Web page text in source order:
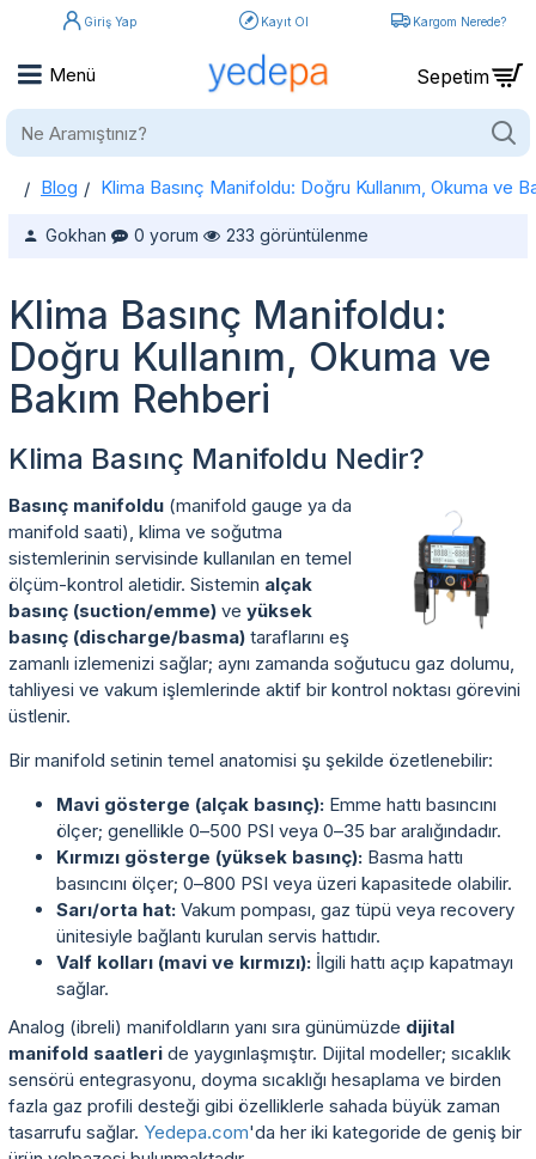
Giriş Yap Kayıt Ol Kargom Nerede?
Ne
home
Blog Klima Basınç Manifoldu: Doğru Kullanım, Okuma ve
Gokhan 0 yorum 233 görüntülenme
Klima Basınç Manifoldu:
Doğru Kullanım, Okuma ve
Bakım Rehberi
Klima Basınç Manifoldu Nedir?
Basınç manifoldu (manifold gauge ya da
manifold saati), klima ve soğutma
sistemlerinin servisinde kullanılan en temel
ölçüm-kontrol aletidir. Sistemin alçak
basınç (suction/emme) ve yüksek
basınç (discharge/basma) taraflarını eş
zamanlı izlemenizi sağlar; aynı zamanda soğutucu gaz dolumu,
tahliyesi ve vakum işlemlerinde aktif bir kontrol noktası görevini
üstlenir.
Bir manifold setinin temel anatomisi şu şekilde özetlenebilir:
Mavi gösterge (alçak basınç): Emme hattı basıncını
ölçer; genellikle 0–500 PSI veya 0–35 bar aralığındadır.
Kırmızı gösterge (yüksek basınç): Basma hattı
basıncını ölçer; 0–800 PSI veya üzeri kapasitede olabilir.
Sarı/orta hat: Vakum pompası, gaz tüpü veya recovery
ünitesiyle bağlantı kurulan servis hattıdır.
Valf kolları (mavi ve kırmızı): İlgili hattı açıp kapatmayı
sağlar.
Analog (ibreli) manifoldların yanı sıra günümüzde dijital
manifold saatleri de yaygınlaşmıştır. Dijital modeller; sıcaklık
sensörü entegrasyonu, doyma sıcaklığı hesaplama ve birden
fazla gaz profili desteği gibi özelliklerle sahada büyük zaman
tasarrufu sağlar. Yedepa.com'da her iki kategoride de geniş bir